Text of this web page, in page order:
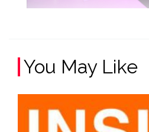
You May Like